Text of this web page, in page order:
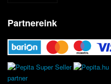
Partnereink
partner